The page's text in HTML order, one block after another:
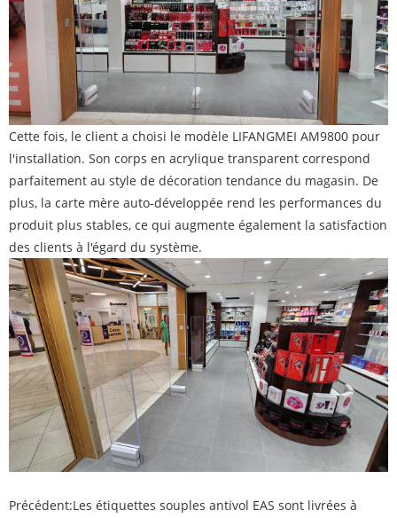
Cette fois, le client a choisi le modèle LIFANGMEI AM9800 pour
l'installation. Son corps en acrylique transparent correspond
parfaitement au style de décoration tendance du magasin. De
plus, la carte mère auto-développée rend les performances du
produit plus stables, ce qui augmente également la satisfaction
des clients à l'égard du système.
Précédent:Les étiquettes souples antivol EAS sont livrées à